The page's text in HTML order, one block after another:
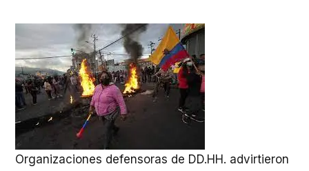
Organizaciones defensoras de DD.HH. advirtieron